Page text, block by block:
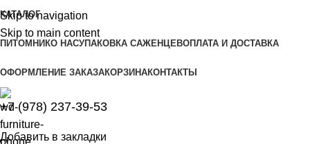
Skip to navigation
Skip to main content
КАТАЛОГ
ПИТОМНИКО НАСУПАКОВКА САЖЕНЦЕВОПЛАТА И ДОСТАВКА
ОФОРМЛЕНИЕ ЗАКАЗАКОРЗИНАКОНТАКТЫ
+7 (978) 237-39-53
Добавить в закладки